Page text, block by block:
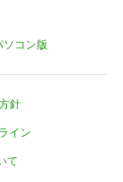
ソコン版
針
イン
て